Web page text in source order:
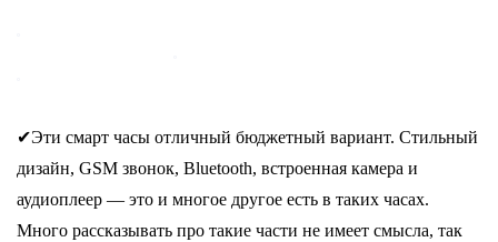
✔Эти смарт часы отличный бюджетный вариант. Стильный
дизайн, GSM звонок, Bluetooth, встроенная камера и
аудиоплеер — это и многое другое есть в таких часах.
Много рассказывать про такие части не имеет смысла, так